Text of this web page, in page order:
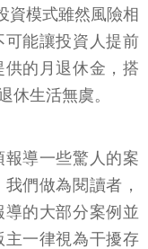
資模式雖然風險相
能讓投資人提前
的月退休金，搭
休生活無虞。
導一些驚人的案
們做為閱讀者，
的大部分案例並
一律視為干擾存